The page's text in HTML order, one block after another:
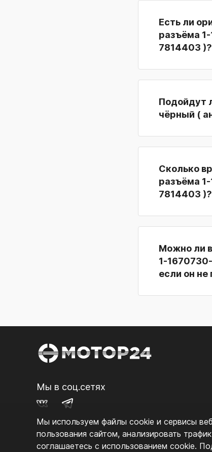
Есть ли
разъёма
7814403 )?
Подойдут
чёрный (
Сколько
разъёма
7814403 )?
Можно ли
1-
если он
Мы используем файлы cookie и сервисы
пользования сайтом, анализировать
соглашаетесь с использованием cookie.
Мы в соц.сетях